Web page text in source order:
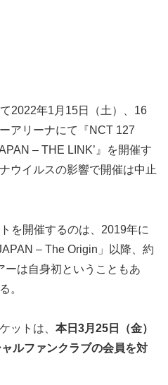
2022年1月15日（土）、16
アリーナにて『NCT 127
– THE LINK’』を開催す
ウイルスの影響で開催は中止
を開催するのは、2019年に
– The Origin」以降、約
ーは自身初ということもあ
。
ットは、 本日3月25日（金）
ルファンクラブの会員を対